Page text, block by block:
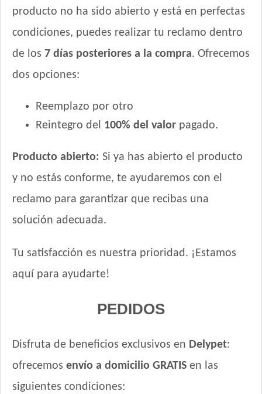
Vitalcan Balanced Natural Recipe Perro Sabor Pollo
Vitalcan Balanced Perro Adulto Raza Pequeña
Vitalcan Complete Adultos de Raza Pequeña
Vitalcan Complete Control de Peso
Vitalcan Premium Perro Adulto de Raza Pequeña Sabor
Vitalcan Therapy Canine Cardiac Health
Vitalcan Therapy Canine Hypoallergenic Care
Vitalcan Therapy Canine Mobility AID
Vitalcan Therapy Canine Obesity Management
Xtreme Dog Perro Adulto
producto no ha sido abierto y está en perfectas
condiciones, puedes realizar tu reclamo dentro
de los 7 días posteriores a la compra. Ofrecemos
dos opciones:
Reemplazo por otro
Reintegro del 100% del valor pagado.
Producto abierto: Si ya has abierto el producto
y no estás conforme, te ayudaremos con el
reclamo para garantizar que recibas una
solución adecuada.
Tu satisfacción es nuestra prioridad. ¡Estamos
aquí para ayudarte!
PEDIDOS
Disfruta de beneficios exclusivos en Delypet:
ofrecemos envío a domicilio GRATIS en las
siguientes condiciones: